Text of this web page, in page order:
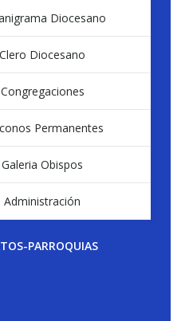
Diocesano
Clero Diocesano
Congregaciones
Permanentes
Galeria Obispos
Administración
PARROQUIAS